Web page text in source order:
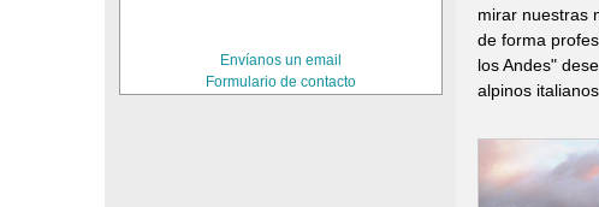
Envíanos un email
Formulario de contacto
mirar nuestras
de forma
los Andes"
alpinos italianos.